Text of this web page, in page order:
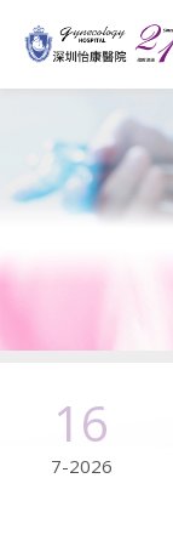
16
7-2026